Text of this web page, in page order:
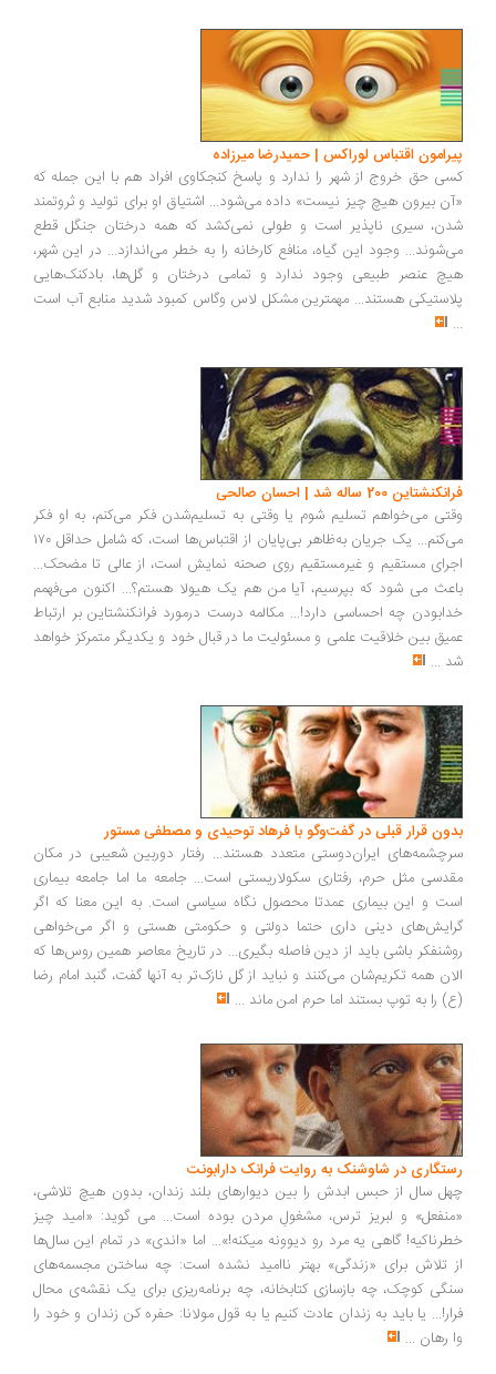
پیرامون اقتباس لوراکس | حمیدرضا میرزاده
کسی حق خروج از شهر را ندارد و پاسخ کنجکاوی افراد هم با این جمله که
«آن بیرون هیچ چیز نیست» داده می‌شود... اشتیاق او برای تولید و ثروتمند
شدن، سیری ناپذیر است و طولی نمی‌کشد که همه درختان جنگل قطع
می‌شوند... وجود این گیاه، منافع کارخانه را به خطر می‌اندازد... در این شهر،
هیچ عنصر طبیعی وجود ندارد و تمامی درختان و گل‌ها، بادکنک‌هایی
پلاستیکی هستند... مهمترین مشکل لاس وگاس کمبود شدید منابع آب است
...
فرانکنشتاین 200 ساله شد | احسان صالحی
وقتی می‌خواهم تسلیم شوم یا وقتی به تسلیم‌شدن فکر می‌کنم، به او فکر
می‌کنم... یک جریان به‌ظاهر بی‌پایان از اقتباس‌ها است، که شامل حداقل ۱۷۰
اجرای مستقیم و غیرمستقیم روی صحنه نمایش است، از عالی تا مضحک...
باعث می شود که بپرسیم، آیا من هم یک هیولا هستم؟... اکنون می‌فهمم
خدابودن چه احساسی دارد!... مکالمه درست درمورد فرانکنشتاین بر ارتباط
عمیق بین خلاقیت علمی و مسئولیت ما در قبال خود و یکدیگر متمرکز خواهد
شد ...
بدون قرار قبلی در گفت‌وگو با فرهاد توحیدی و مصطفی مستور
سرچشمه‌های ایران‌دوستی متعدد هستند... رفتار دوربین شعیبی در مکان
مقدسی مثل حرم، رفتاری سکولاریستی است... جامعه ما اما جامعه بیماری
است و این بیماری عمدتا محصول نگاه سیاسی است. به این معنا که اگر
گرایش‌های دینی داری حتما دولتی و حکومتی هستی و اگر می‌خواهی
روشنفکر باشی باید از دین فاصله بگیری... در تاریخ معاصر همین روس‌ها که
الان همه تکریم‌شان می‌کنند و نباید از گل نازک‌تر به آنها گفت، گنبد امام رضا
(ع) را به توپ بستند اما حرم امن ماند ...
رستگاری در شاوشنک به روایت فرانک دارابونت
چهل سال از حبس ابدش را بین دیوارهای بلند زندان، بدون هیچ تلاشی،
«منفعل» و لبریز ترس، مشغولِ مردن بوده است... می گوید: «امید چیز
خطرناکیه! گاهی یه مرد رو دیوونه میکنه!»... اما «اندی» در تمام این سال‌ها
از تلاش برای «زندگی» بهتر ناامید نشده است: چه ساختن مجسمه‌های
سنگی کوچک، چه بازسازی کتابخانه، چه برنامه‌ریزی برای یک نقشه‌ی محال
فرار!... یا باید به زندان عادت کنیم یا به قول مولانا: حفره کن زندان و خود را
وا رهان ...